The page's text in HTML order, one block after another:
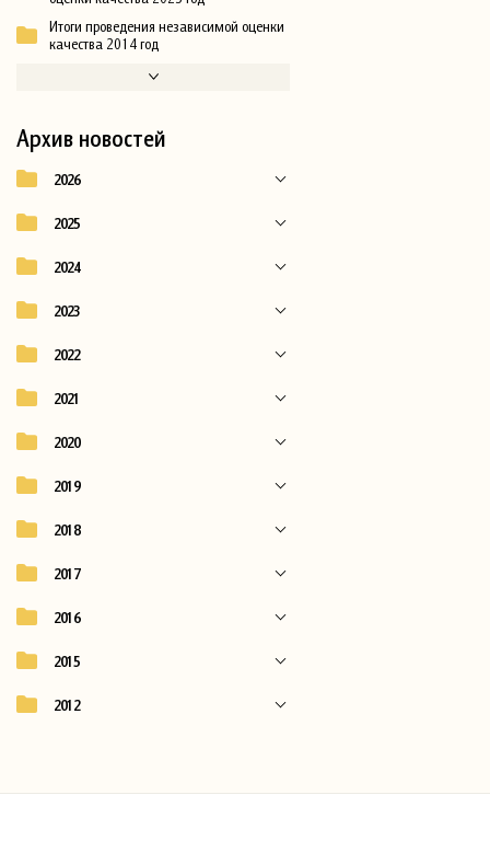
Итоги проведения независимой оценки
качества 2014 год
Архив новостей
2026
2025
2024
2023
2022
2021
2020
2019
2018
2017
2016
2015
2012